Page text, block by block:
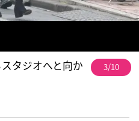
タジオへと向か
3/10